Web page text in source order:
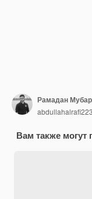
Рамадан
Вам также могут